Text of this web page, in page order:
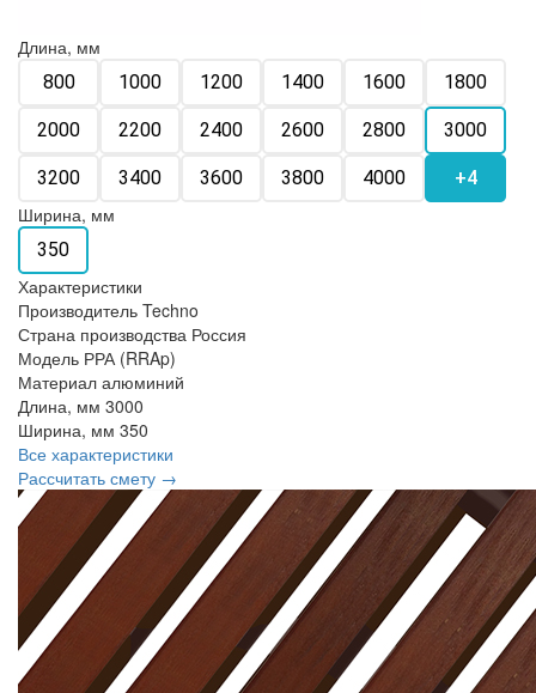
Длина, мм
800 1000 1200 1400 1600 1800
2000 2200 2400 2600 2800 3000
3200 3400 3600 3800 4000 +4
Ширина, мм
350
Характеристики
Производитель Techno
Страна производства Россия
Модель РРА (RRAp)
Материал алюминий
Длина, мм 3000
Ширина, мм 350
Все характеристики
Рассчитать смету →